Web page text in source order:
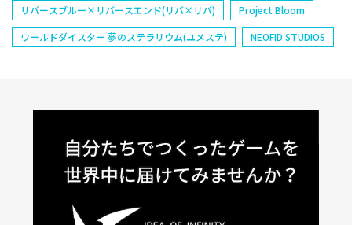
リバースブルー×リバースエンド(リバ×リバ)
Project Bloom
ワールドダイスター 夢のステラリウム(ユメステ)
NEOFID STUDIOS